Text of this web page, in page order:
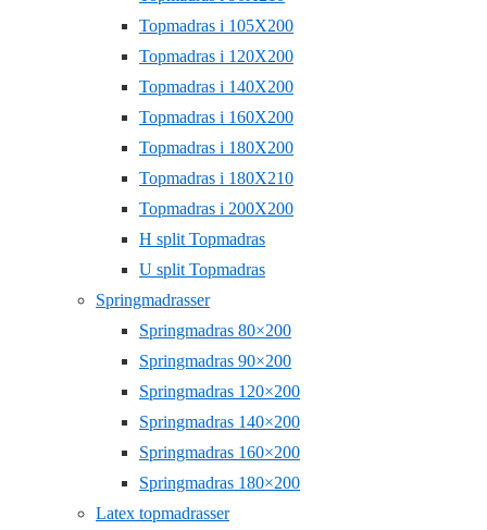
Topmadras i 105X200
Topmadras i 120X200
Topmadras i 140X200
Topmadras i 160X200
Topmadras i 180X200
Topmadras i 180X210
Topmadras i 200X200
H split Topmadras
U split Topmadras
Springmadrasser
Springmadras 80×200
Springmadras 90×200
Springmadras 120×200
Springmadras 140×200
Springmadras 160×200
Springmadras 180×200
Latex topmadrasser